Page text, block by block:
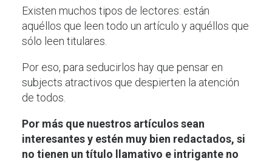
Existen muchos tipos de lectores: están
aquéllos que leen todo un artículo y aquéllos que
sólo leen titulares.
Por eso, para seducirlos hay que pensar en
subjects atractivos que despierten la atención
de todos.
Por más que nuestros artículos sean
interesantes y estén muy bien redactados, si
no tienen un título llamativo e intrigante no